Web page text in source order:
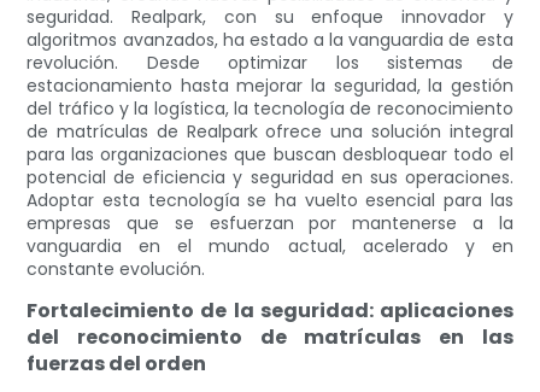
seguridad. Realpark, con su enfoque innovador y
algoritmos avanzados, ha estado a la vanguardia de esta
revolución. Desde optimizar los sistemas de
estacionamiento hasta mejorar la seguridad, la gestión
del tráfico y la logística, la tecnología de reconocimiento
de matrículas de Realpark ofrece una solución integral
para las organizaciones que buscan desbloquear todo el
potencial de eficiencia y seguridad en sus operaciones.
Adoptar esta tecnología se ha vuelto esencial para las
empresas que se esfuerzan por mantenerse a la
vanguardia en el mundo actual, acelerado y en
constante evolución.
Fortalecimiento de la seguridad: aplicaciones
del reconocimiento de matrículas en las
fuerzas del orden